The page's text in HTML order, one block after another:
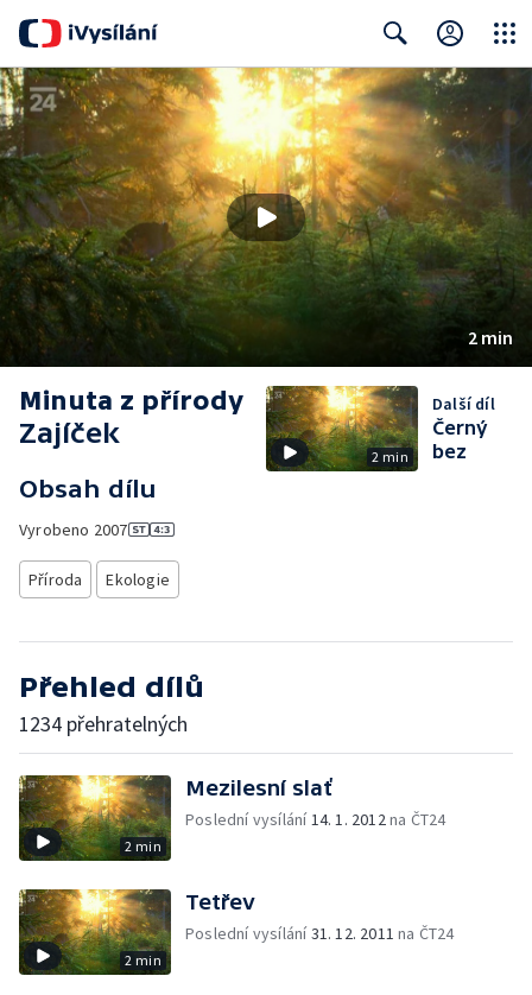
Search Close
2 min
Minuta z přírody
Zajíček
Obsah dílu
Vyrobeno 2007
Příroda Ekologie
2 min
Další díl
Černý
bez
Přehled dílů
1234 přehratelných
2 min
Mezilesní slať
Poslední vysílání14. 1. 2012na ČT24
2 min
Tetřev
Poslední vysílání31. 12. 2011 na ČT24